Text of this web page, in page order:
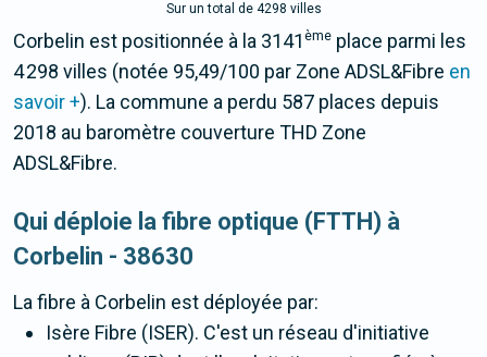
Sur un total de 4298 villes
Corbelin est positionnée à la 3141 ème place parmi les
4 298 villes (notée 95,49/100 par Zone ADSL&Fibre en
savoir +). La commune a perdu 587 places depuis
2018 au baromètre couverture THD Zone
ADSL&Fibre.
Qui déploie la fibre optique (FTTH) à
Corbelin - 38630
La fibre à Corbelin est déployée par:
Isère Fibre (ISER). C'est un réseau d'initiative